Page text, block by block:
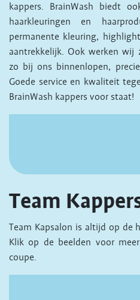
kappers. BrainWash biedt
haarkleuringen en
permanente kleuring,
aantrekkelijk. Ook werken wij
zo bij ons binnenlopen,
Goede service en kwaliteit
BrainWash kappers voor staat!
Team
Team Kapsalon is altijd op de
Klik op de beelden voor
coupe.